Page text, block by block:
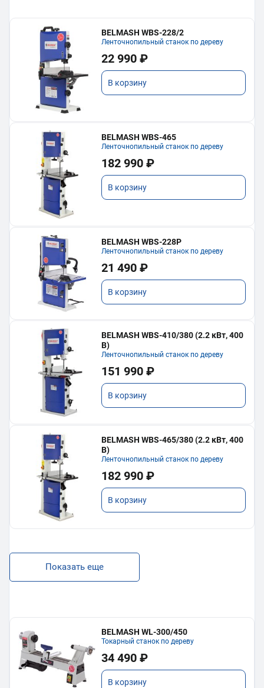
BELMASH WBS-228/2
Ленточнопильный станок по дереву
22 990 ₽
В корзину
BELMASH WBS-465
Ленточнопильный станок по дереву
182 990 ₽
В корзину
BELMASH WBS-228P
Ленточнопильный станок по дереву
21 490 ₽
В корзину
BELMASH WBS-410/380 (2.2 кВт, 400
В)
Ленточнопильный станок по дереву
151 990 ₽
В корзину
BELMASH WBS-465/380 (2.2 кВт, 400
В)
Ленточнопильный станок по дереву
182 990 ₽
В корзину
Показать еще
BELMASH WL-300/450
Токарный станок по дереву
34 490 ₽
В корзину